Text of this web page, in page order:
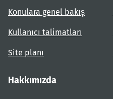
Konulara genel bakış
Kullanıcı talimatları
Site planı
Hakkımızda